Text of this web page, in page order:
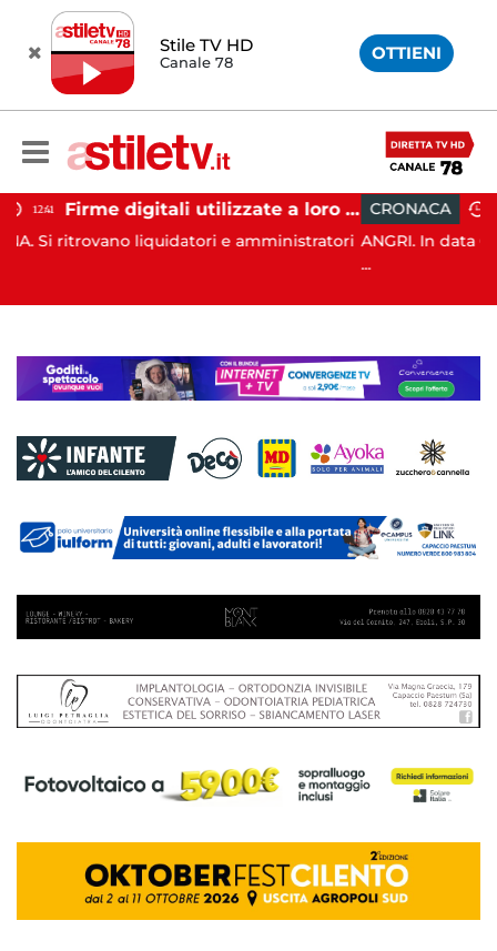
Stile TV HD
Canale 78 OTTIENI
Firme digitali utilizzate a loro insaputa: 9 indagati nel Vallo di Diano
e amministratori
CRONACA 11:39
ANGRI. In data 6 agosto scorso, ad